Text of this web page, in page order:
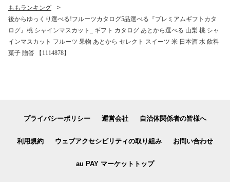
ももランキング
後からゆっくり選べる!フルーツカタログ5品選べる『プレミアムギフトカタ
ログ』桃 シャインマスカット_ ギフト カタログ あとから選べる 山梨 桃 シャ
インマスカット フルーツ 果物 あとから セレクト スイーツ 米 日本酒 水 飲料
菓子 贈答 【1114878】
プライバシーポリシー 運営会社 自治体関係者の皆様へ
利用規約 ウェブアクセシビリティの取り組み お問い合わせ
au PAY マーケットトップ